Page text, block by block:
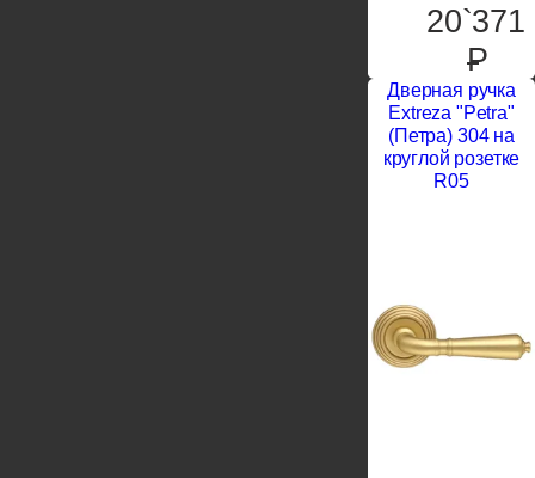
20`371
P
Дверная ручка
Extreza "Petra"
(Петра) 304 на
круглой розетке
R05